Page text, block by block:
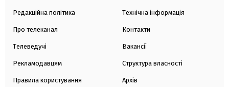
Редакційна політика
Про телеканал
Телеведучі
Рекламодавцям
Правила користування
Технічна інформація
Контакти
Вакансії
Структура власності
Архів